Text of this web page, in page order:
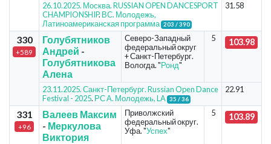
26.10.2025. Москва. RUSSIAN OPEN DANCESPORT
CHAMPIONSHIP. ВС. Молодежь,
Латиноамериканская программа 203 / 390
31.58
330
+589
Голубятников
Андрей -
Голубятникова
Алена
Северо-Западный
федеральный округ
+ Санкт-Петербург.
Вологда. "Ронд"
5 103.98
23.11.2025. Санкт-Петербург. Russian Open Dance
Festival - 2025. РС А. Молодежь, LA 35 / 36
22.91
331
+96
Валеев Максим
- Меркулова
Виктория
Приволжский
федеральный округ.
Уфа. "Успех"
5 103.89